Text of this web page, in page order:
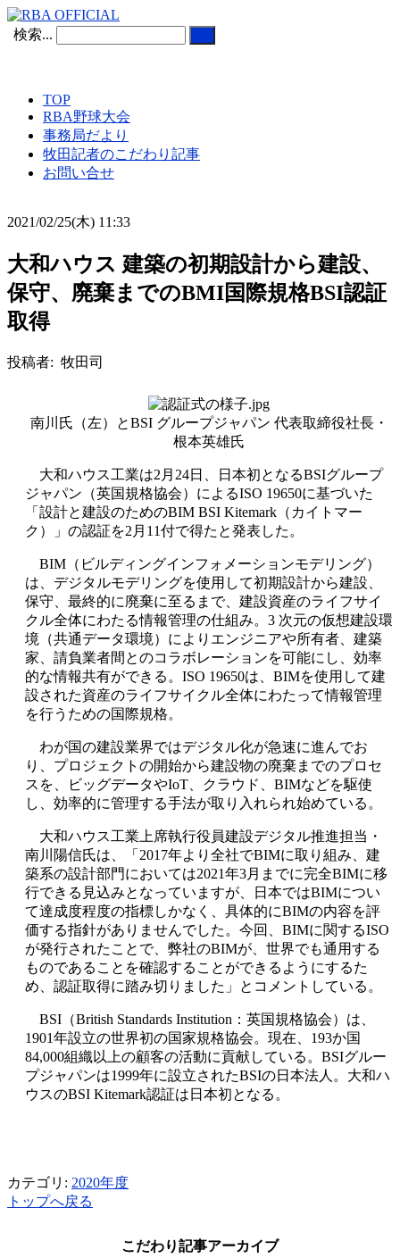
検索...
TOP
RBA野球大会
事務局だより
牧田記者のこだわり記事
お問い合せ
2021/02/25(木) 11:33
大和ハウス 建築の初期設計から建設、
保守、廃棄までのBMI国際規格BSI認証
取得
投稿者: 牧田司
南川氏（左）とBSI グループジャパン 代表取締役社長・
根本英雄氏
大和ハウス工業は2月24日、日本初となるBSIグループ
ジャパン（英国規格協会）によるISO 19650に基づいた
「設計と建設のためのBIM BSI Kitemark（カイトマー
ク）」の認証を2月11付で得たと発表した。
BIM（ビルディングインフォメーションモデリング）
は、デジタルモデリングを使用して初期設計から建設、
保守、最終的に廃棄に至るまで、建設資産のライフサイ
クル全体にわたる情報管理の仕組み。3 次元の仮想建設環
境（共通データ環境）によりエンジニアや所有者、建築
家、請負業者間とのコラボレーションを可能にし、効率
的な情報共有ができる。ISO 19650は、BIMを使用して建
設された資産のライフサイクル全体にわたって情報管理
を行うための国際規格。
わが国の建設業界ではデジタル化が急速に進んでお
り、プロジェクトの開始から建設物の廃棄までのプロセ
スを、ビッグデータやIoT、クラウド、BIMなどを駆使
し、効率的に管理する手法が取り入れられ始めている。
大和ハウス工業上席執行役員建設デジタル推進担当・
南川陽信氏は、「2017年より全社でBIMに取り組み、建
築系の設計部門においては2021年3月までに完全BIMに移
行できる見込みとなっていますが、日本ではBIMについ
て達成度程度の指標しかなく、具体的にBIMの内容を評
価する指針がありませんでした。今回、BIMに関するISO
が発行されたことで、弊社のBIMが、世界でも通用する
ものであることを確認することができるようにするた
め、認証取得に踏み切りました」とコメントしている。
BSI（British Standards Institution：英国規格協会）は、
1901年設立の世界初の国家規格協会。現在、193か国
84,000組織以上の顧客の活動に貢献している。BSIグルー
プジャパンは1999年に設立されたBSIの日本法人。大和ハ
ウスのBSI Kitemark認証は日本初となる。
カテゴリ: 2020年度
トップへ戻る
こだわり記事アーカイブ